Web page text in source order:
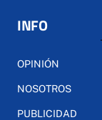
INFO
OPINIÓN
NOSOTROS
PUBLICIDAD